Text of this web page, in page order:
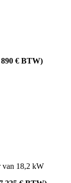
€ BTW)
van 18,2 kW